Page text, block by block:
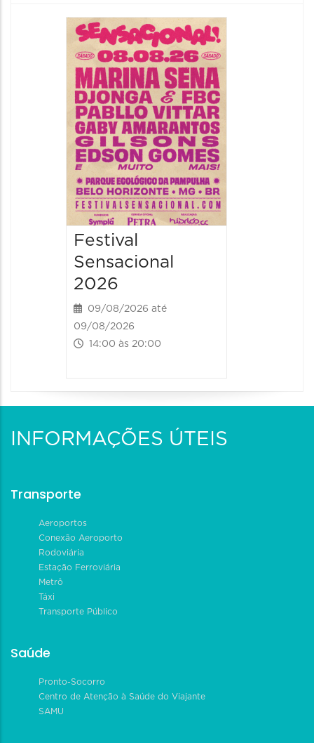
Festival
Sensacional
2026
09/08/2026 até
09/08/2026
14:00 às 20:00
INFORMAÇÕES ÚTEIS
Transporte
Aeroportos
Conexão Aeroporto
Rodoviária
Estação Ferroviária
Metrô
Táxi
Transporte Público
Saúde
Pronto-Socorro
Centro de Atenção à Saúde do Viajante
SAMU